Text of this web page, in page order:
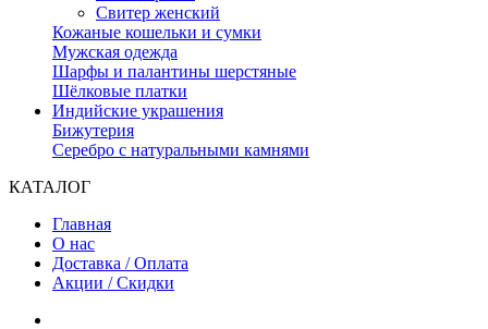
Свитер женский
Кожаные кошельки и сумки
Мужская одежда
Шарфы и палантины шерстяные
Шёлковые платки
Индийские украшения
Бижутерия
Серебро с натуральными камнями
КАТАЛОГ
Главная
О нас
Доставка / Оплата
Акции / Скидки